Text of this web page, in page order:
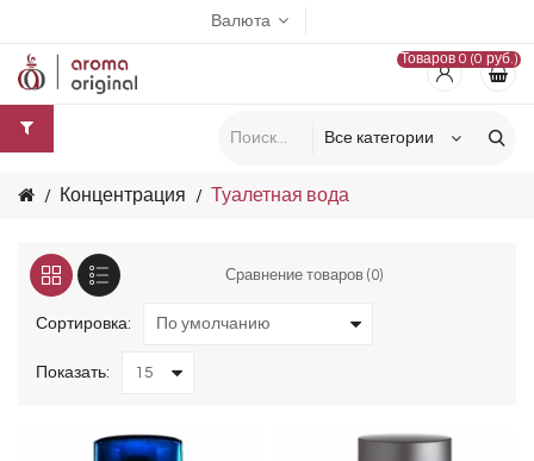
Валюта
Товаров 0 (0 руб.)
Концентрация Туалетная вода
Сравнение товаров (0)
Сортировка:
Показать: